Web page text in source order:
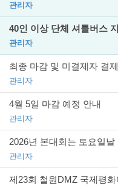
관리자
40인 이상 단체 셔틀버스
관리자
최종 마감 및 미결제자 결
관리자
4월 5일 마감 예정 안내
관리자
2026년 본대회는 토요일
관리자
제23회 철원DMZ 국제평